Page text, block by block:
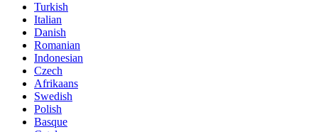
Turkish
Italian
Danish
Romanian
Indonesian
Czech
Afrikaans
Swedish
Polish
Basque